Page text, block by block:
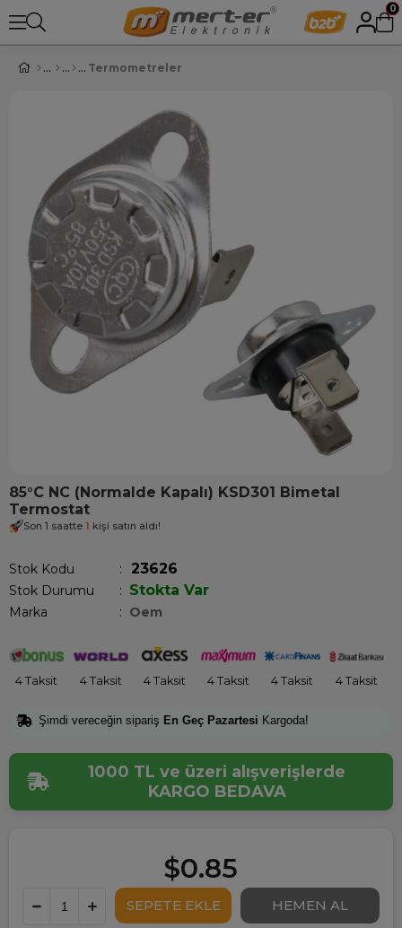
0
Termometreler
85°C NC (Normalde Kapalı) KSD301 Bimetal
Termostat
Son 1 saatte 1 kişi satın aldı!
Stok Kodu 23626
Stok Durumu : Stokta Var
Marka : Oem
4 Taksit 4 Taksit 4 Taksit 4 Taksit 4 Taksit 4 Taksit
Şimdi vereceğin sipariş En Geç Pazartesi Kargoda!
1000 TL ve üzeri alışverişlerde
KARGO BEDAVA
$0.85